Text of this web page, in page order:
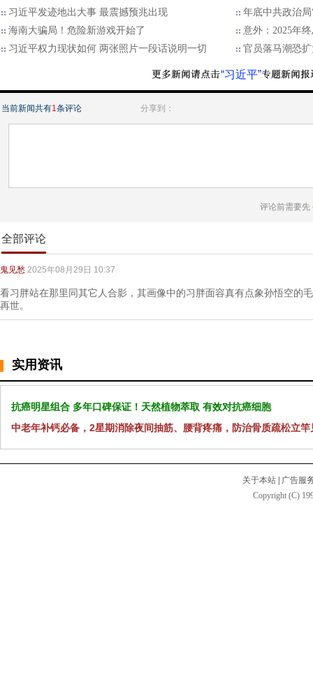
习近平发迹地出大事 最震撼预兆出现
年底中共政治
海南大骗局！危险新游戏开始了
意外：2025年
习近平权力现状如何 两张照片一段话说明一切
官员落马潮恐
“习近平”
当前新闻共有1条评论 分享到：
评论前需要先
全部评论
鬼见愁 2025年08月29日 10:37
看习胖站在那里同其它人合影，其画像中的习胖面容真有点象孙悟空的
再世。
实用资讯
抗癌明星组合 多年口碑保证！天然植物萃取 有效对抗癌细胞
中老年补钙必备，2星期消除夜间抽筋、腰背疼痛，防治骨质疏松立竿
关于本站
广告服
Copyright (C)